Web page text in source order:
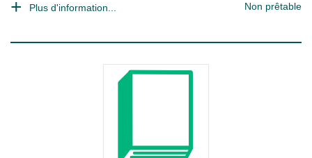
Plus d'information... Non prêtable